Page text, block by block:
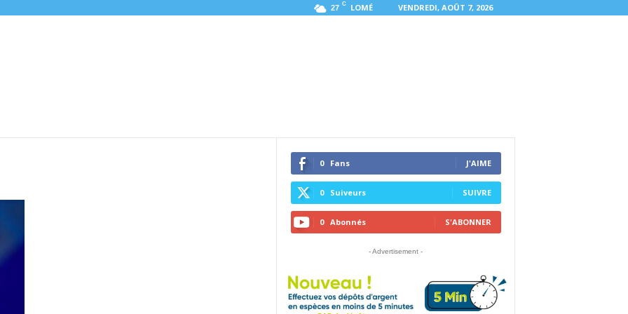
27 C LOMÉ VENDREDI, AOÛT 7, 2026
0 Fans J'AIME
0 Suiveurs SUIVRE
0 Abonnés S'ABONNER
- Advertisement -